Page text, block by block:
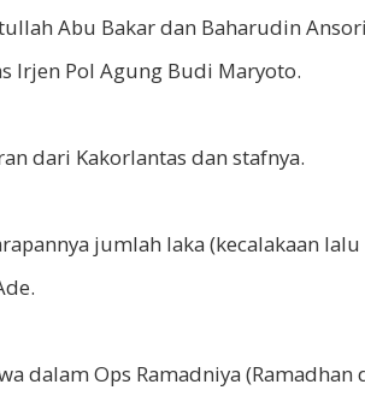
Abu Bakar dan Baharudin
Irjen Pol Agung Budi Maryoto.
dari Kakorlantas dan stafnya.
jumlah laka (kecalakaan
dalam Ops Ramadniya (Ramadhan